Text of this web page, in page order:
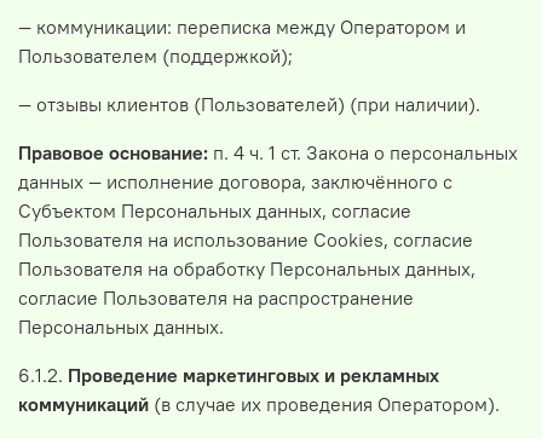
— коммуникации: переписка между Оператором и
Пользователем (поддержкой);
— отзывы клиентов (Пользователей) (при наличии).
Правовое основание: п. 4 ч. 1 ст. Закона о персональных
данных — исполнение договора, заключённого с
Субъектом Персональных данных, согласие
Пользователя на использование Cookies, согласие
Пользователя на обработку Персональных данных,
согласие Пользователя на распространение
Персональных данных.
6.1.2. Проведение маркетинговых и рекламных
коммуникаций (в случае их проведения Оператором).